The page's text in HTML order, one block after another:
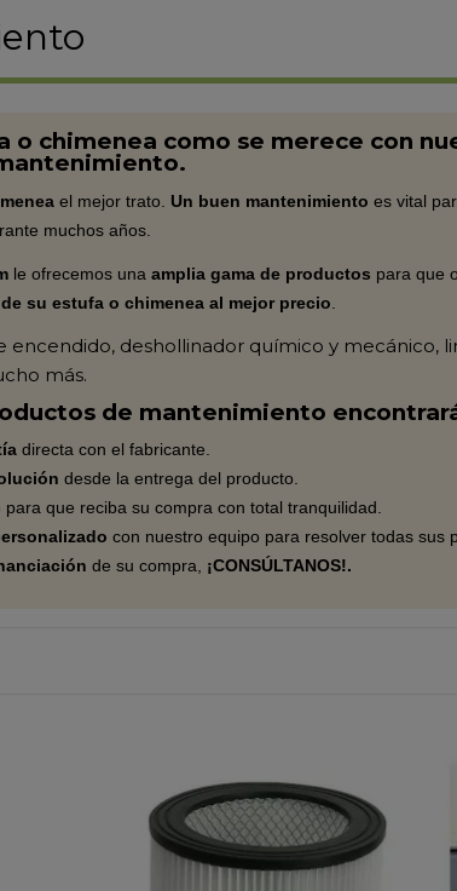
o chimenea como se merece con
el mejor trato. Un buen mantenimiento es vital
muchos años.
le ofrecemos una amplia gama de productos para que
su estufa o chimenea al mejor precio
encendido, deshollinador químico y mecánico,
más.
de mantenimiento
directa con el fabricante.
desde la entrega del producto.
para que reciba su compra con total tranquilidad.
con nuestro equipo para resolver todas sus
de su compra, ¡CONSÚLTANOS!.